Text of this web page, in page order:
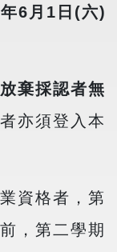
6月1日(六)
棄採認者無
亦須登入本
資格者，第
，第二學期